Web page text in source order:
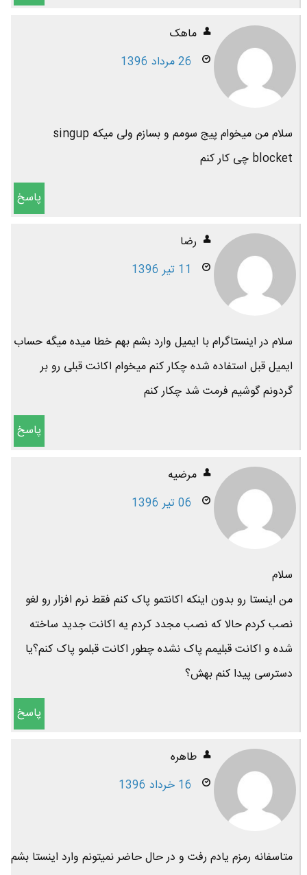
ماهک
26 مرداد 1396
سلام من میخوام پیج سومم و بسازم ولی میکه singup
blocket چی کار کنم
پاسخ
رضا
11 تیر 1396
سلام در اینستاگرام با ایمیل وارد بشم بهم خطا میده میگه حساب
ایمیل قبل استفاده شده چکار کنم میخوام اکانت قبلی رو بر
گردونم گوشیم فرمت شد چکار کنم
پاسخ
مرضیه
06 تیر 1396
سلام
من اینستا رو بدون اینکه اکانتمو پاک کنم فقط نرم افزار رو لغو
نصب کردم حالا که نصب مجدد کردم یه اکانت جدید ساخته
شده و اکانت قبلیمم پاک نشده چطور اکانت قبلمو پاک کنم؟یا
دسترسی پیدا کنم بهش؟
پاسخ
طاهره
16 خرداد 1396
متاسفانه رمزم یادم رفت و در حال حاضر نمیتونم وارد اینستا بشم